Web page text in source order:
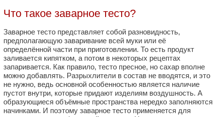
Что такое заварное тесто?
Заварное тесто представляет собой разновидность,
предполагающую заваривание всей муки или её
определённой части при приготовлении. То есть продукт
заливается кипятком, а потом в некоторых рецептах
запаривается. Как правило, тесто пресное, но сахар вполне
можно добавлять. Разрыхлители в состав не вводятся, и это
не нужно, ведь основной особенностью является наличие
пустот внутри, которые придают изделиям воздушность. А
образующиеся объёмные пространства нередко заполняются
начинками. И поэтому заварное тесто применяется для